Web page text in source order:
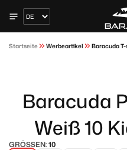
Startseite Werbeartikel Baracuda
Baracuda
Weiß 10
GRÖSSEN:10